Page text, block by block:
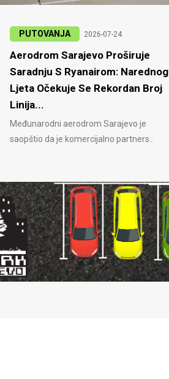
PUTOVANJA 2026-07-24
Aerodrom Sarajevo Proširuje
Saradnju S Ryanairom: Narednog
Ljeta Očekuje Se Rekordan Broj
Linija...
Međunarodni aerodrom Sarajevo je
saopštio da je komercijalno partners..